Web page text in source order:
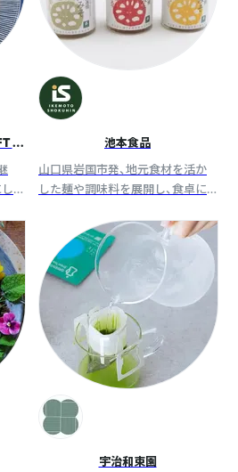
D
・
池本食品
山口県岩国市発、地元食材を活か
した麺や調味料を展開し、食卓に
宇治和束園